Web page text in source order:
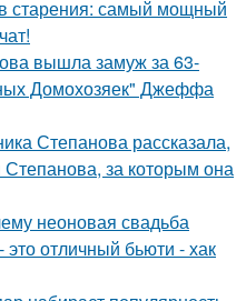
старения: самый мощный
вышла замуж за 63-
Домохозяек" Джеффа
Степанова рассказала,
за которым она
неоновая свадьба
отличный бьюти - хак